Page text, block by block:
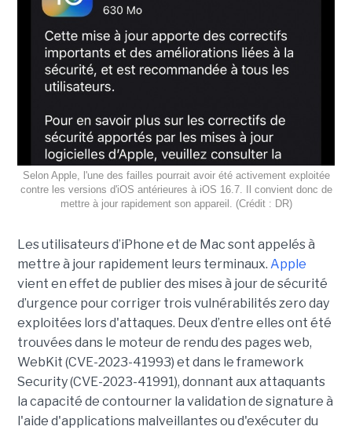
Selon Apple, l'une des failles pourrait avoir été activement exploitée
contre les versions d'iOS antérieures à iOS 16.7. Il convient donc de
mettre à jour rapidement son appareil. (Crédit : DR)
Les utilisateurs d’iPhone et de Mac sont appelés à
mettre à jour rapidement leurs terminaux. Apple
vient en effet de publier des mises à jour de sécurité
d’urgence pour corriger trois vulnérabilités zero day
exploitées lors d'attaques. Deux d’entre elles ont été
trouvées dans le moteur de rendu des pages web,
WebKit (CVE-2023-41993) et dans le framework
Security (CVE-2023-41991), donnant aux attaquants
la capacité de contourner la validation de signature à
l'aide d'applications malveillantes ou d'exécuter du